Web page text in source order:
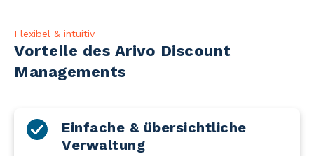
Flexibel & intuitiv
Vorteile des Arivo Discount
Managements
Einfache & übersichtliche
Verwaltung